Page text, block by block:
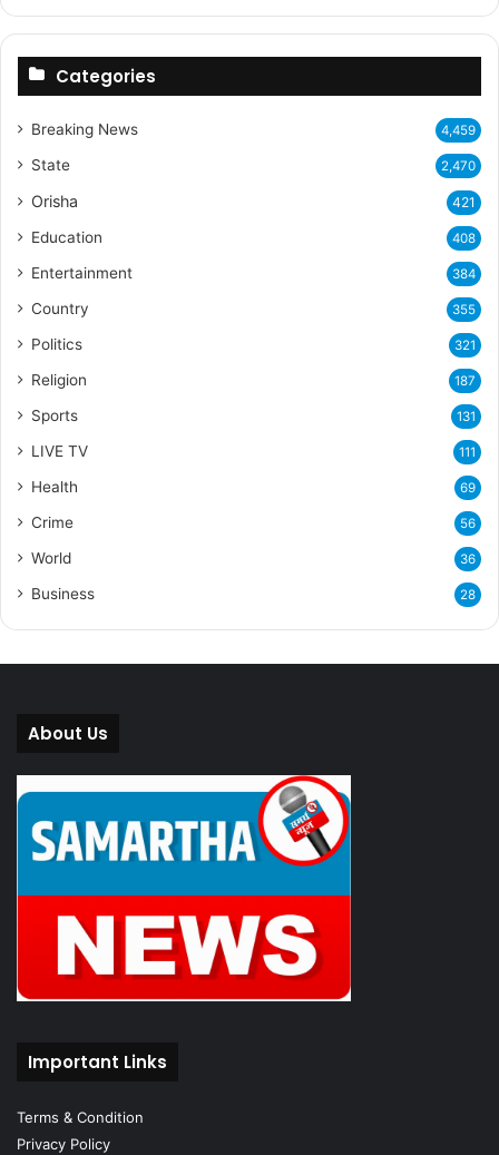
Categories
Breaking News 4,459
State 2,470
Orisha 421
Education 408
Entertainment 384
Country 355
Politics 321
Religion 187
Sports 131
LIVE TV 111
Health 69
Crime 56
World 36
Business 28
About Us
Important Links
Terms & Condition
Privacy Policy